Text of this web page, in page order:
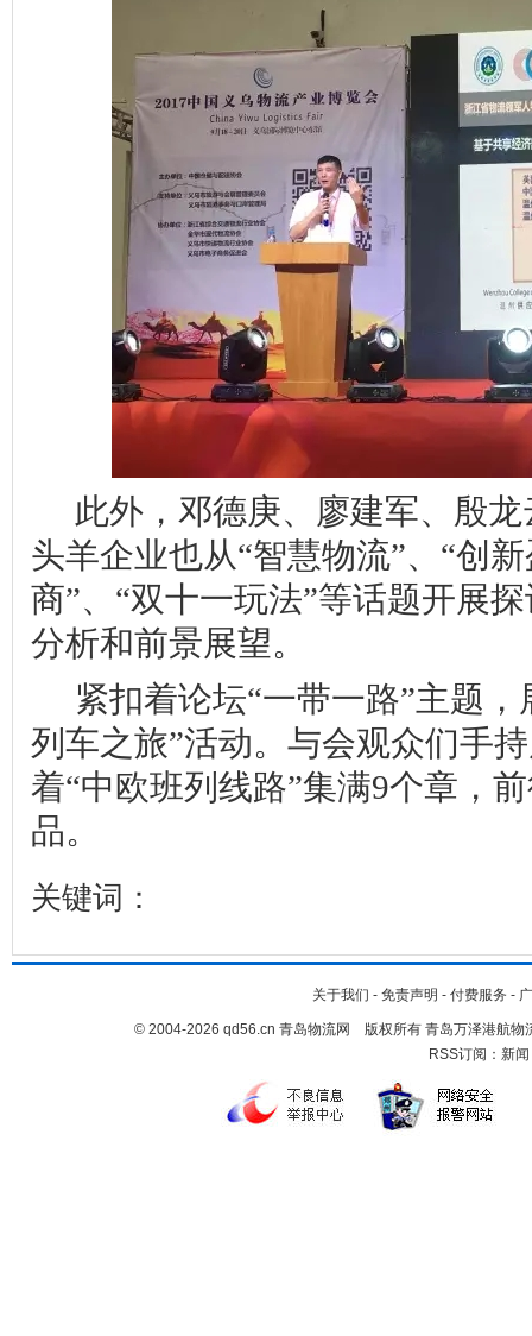
此外，邓德庚、廖建军、殷
头羊企业也从“智慧物流”、“创
商”、“双十一玩法”等话题开展
分析和前景展望。
紧扣着论坛“一带一路”主题
列车之旅”活动。与会观众们手
着“中欧班列线路”集满9个章，
品。
关键词：
关于我们 - 免责声明 - 付费服务 -
© 2004-2026 qd56.cn 青岛物流网 版权所有 青岛万泽港航物
RSS订阅： 新闻